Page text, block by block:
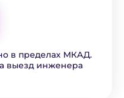
в пределах МКАД.
выезд инженера